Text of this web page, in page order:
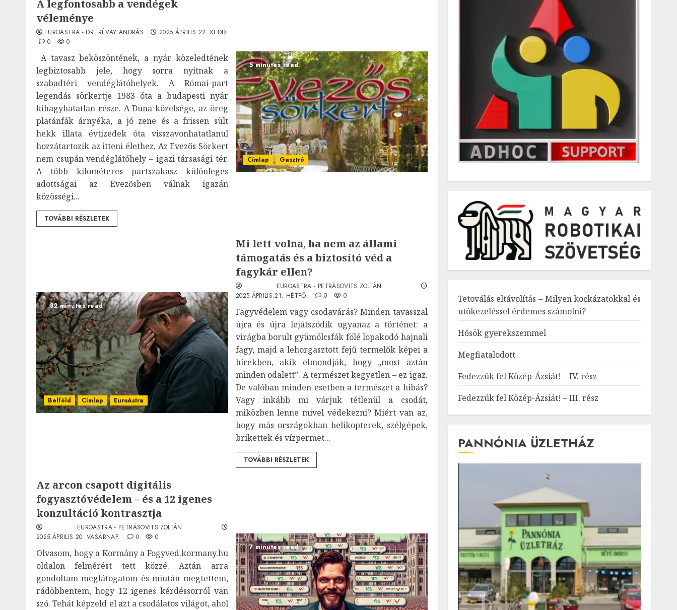
5 minutes read
Címlap Gasztró
A legfontosabb a vendégek
véleménye
EUROASTRA - DR. RÉVAY ANDRÁS
2025.ÁPRILIS.22. KEDD.
0
0
A tavasz beköszöntének, a nyár közeledtének
legbiztosabb jele, hogy sorra nyitnak a
szabadtéri vendéglátóhelyek. A Római-part
legendás sörkertje 1983 óta a budapesti nyár
kihagyhatatlan része. A Duna közelsége, az öreg
platánfák árnyéka, a jó zene és a frissen sült
hekk illata évtizedek óta visszavonhatatlanul
hozzátartozik az itteni élethez. Az Evezős Sörkert
nem csupán vendéglátóhely – igazi társasági tér.
A több kilométeres partszakasz különleges
adottságai az Evezősben válnak igazán
közösségi...
TOVÁBBI RÉSZLETEK
32 minutes read
Belföld Címlap EuroAstra
Mi lett volna, ha nem az állami
támogatás és a biztosító véd a
fagykár ellen?
EUROASTRA - PETRÁSOVITS ZOLTÁN
2025.ÁPRILIS.21. HÉTFŐ.
0 0
Fagyvédelem vagy csodavárás? Minden tavasszal
újra és újra lejátszódik ugyanaz a történet: a
virágba borult gyümölcsfák fölé lopakodó hajnali
fagy, majd a lehorgasztott fejű termelők képei a
hírekben, akik elmondják, hogy „most aztán
minden odalett”. A természet kegyetlen – ez igaz.
De valóban minden esetben a természet a hibás?
Vagy inkább mi várjuk tétlenül a csodát,
miközben lenne mivel védekezni? Miért van az,
hogy más országokban helikopterek, szélgépek,
brikettek és vízpermet...
TOVÁBBI RÉSZLETEK
7 minutes read
Az arcon csapott digitális
fogyasztóvédelem – és a 12 igenes
konzultáció kontrasztja
EUROASTRA - PETRÁSOVITS ZOLTÁN
2025.ÁPRILIS.20. VASÁRNAP.
0 0
Olvasom, hogy a Kormány a Fogyved.kormany.hu
oldalon felmérést tett közzé. Aztán arra
gondoltam meglátogatom és miután megtettem,
rádöbbentem, hogy 12 igenes kérdéssorról van
szó. Tehát képzeld el azt a csodálatos világot, ahol
Tetoválás eltávolítás – Milyen kockázatokkal és
utókezeléssel érdemes számolni?
Hősök gyerekszemmel
Megfiatalodott
Fedezzük fel Közép-Ázsiát! – IV. rész
Fedezzük fel Közép-Ázsiát! – III. rész
PANNÓNIA ÜZLETHÁZ